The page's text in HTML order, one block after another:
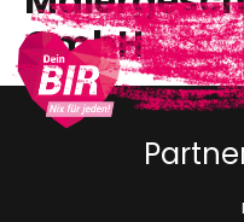
GmbH